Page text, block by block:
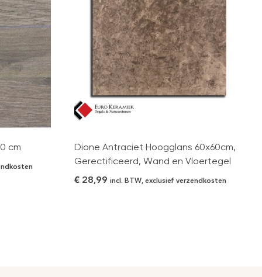
cm
Dione Antraciet Hoogglans 60x60cm,
Gerectificeerd, Wand en Vloertegel
€ 28,99 incl. BTW, exclusief verzendkosten